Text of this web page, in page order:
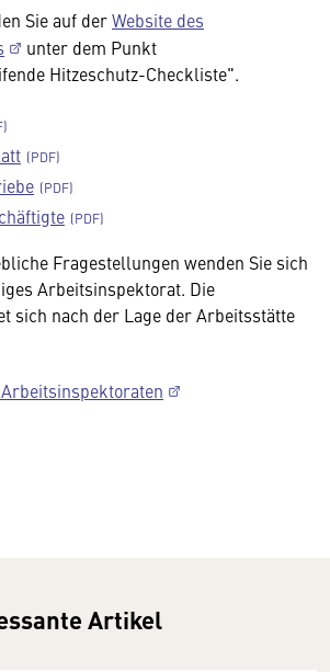
Sie auf derWebsite des
unter dem Punkt
Hitzeschutz-Checkliste".
Fragestellungen wenden Sie sich
Arbeitsinspektorat. Die
sich nach der Lage der Arbeitsstätte
Artikel